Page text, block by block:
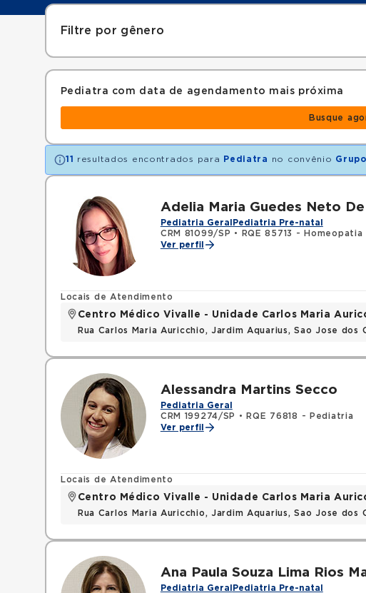
Filtre por gênero
Pediatra com data de agendamento mais próxima
Busque
11 resultados encontrados para Pediatra no convênio
Adelia Maria Guedes Neto
Pediatria Geral Pediatria Pre-natal
CRM 81099/SP •
RQE 85713 - Homeopatia
Ver perfil
Locais de Atendimento
Centro Médico Vivalle - Unidade Carlos Maria
Rua Carlos Maria Auricchio, Jardim Aquarius, Sao Jose dos
Alessandra Martins Secco
Pediatria Geral
CRM 199274/SP
•
RQE 76818 - Pediatria
Ver perfil
Locais de Atendimento
Centro Médico Vivalle - Unidade Carlos Maria
Rua Carlos Maria Auricchio, Jardim Aquarius, Sao Jose dos
Ana Paula Souza Lima Rios
Pediatria Geral Pediatria Pre-natal